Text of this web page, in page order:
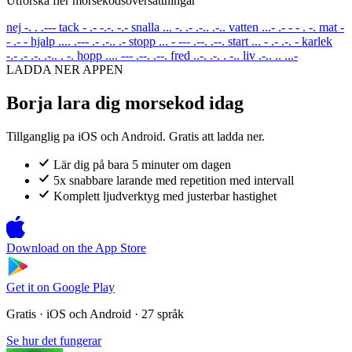
nej -. . .--- tack - .- -.-. -.- snalla ... -. .- .-.. .-.. vatten ...- .- - - . -. mat -
- .- - hjalp .... .--- .- .-.. .- stopp ... - --- .--. .--. start ... - .- .-. - karlek
-.- .- .-. .-.. . -. hopp .... --- .--. .--. fred ..-. .-. . -.. liv .-.. .. ...-
LADDA NER APPEN
Borja lara dig morsekod idag
Tillganglig pa iOS och Android. Gratis att ladda ner.
Lär dig på bara 5 minuter om dagen
5x snabbare larande med repetition med intervall
Komplett ljudverktyg med justerbar hastighet
Download on the App Store
Get it on Google Play
Gratis · iOS och Android · 27 språk
Se hur det fungerar